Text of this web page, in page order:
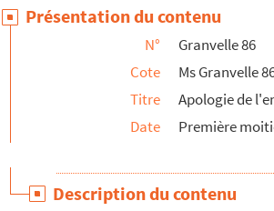
Présentation du contenu
N°
Granvelle 86
Cote
Ms Granvelle
Titre
Apologie de
Date
Première
Description du contenu